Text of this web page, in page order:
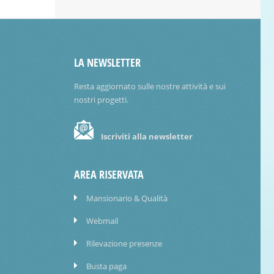
LA NEWSLETTER
Resta aggiornato sulle nostre attività e sui
nostri progetti.
Iscriviti alla newsletter
AREA RISERVATA
Mansionario & Qualità
Webmail
Rilevazione presenze
Busta paga